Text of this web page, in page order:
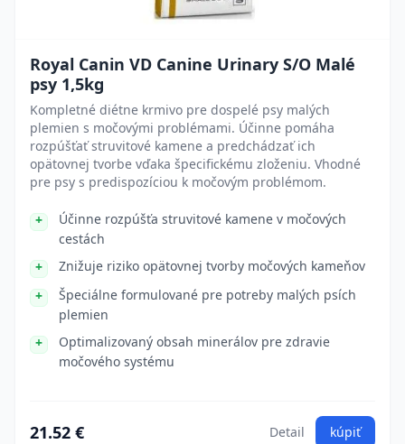
Royal Canin VD Canine Urinary S/O Malé
psy 1,5kg
Kompletné diétne krmivo pre dospelé psy malých
plemien s močovými problémami. Účinne pomáha
rozpúšťať struvitové kamene a predchádzať ich
opätovnej tvorbe vďaka špecifickému zloženiu. Vhodné
pre psy s predispozíciou k močovým problémom.
Účinne rozpúšťa struvitové kamene v močových
cestách
Znižuje riziko opätovnej tvorby močových kameňov
Špeciálne formulované pre potreby malých psích
plemien
Optimalizovaný obsah minerálov pre zdravie
močového systému
21.52 € Detail kúpiť